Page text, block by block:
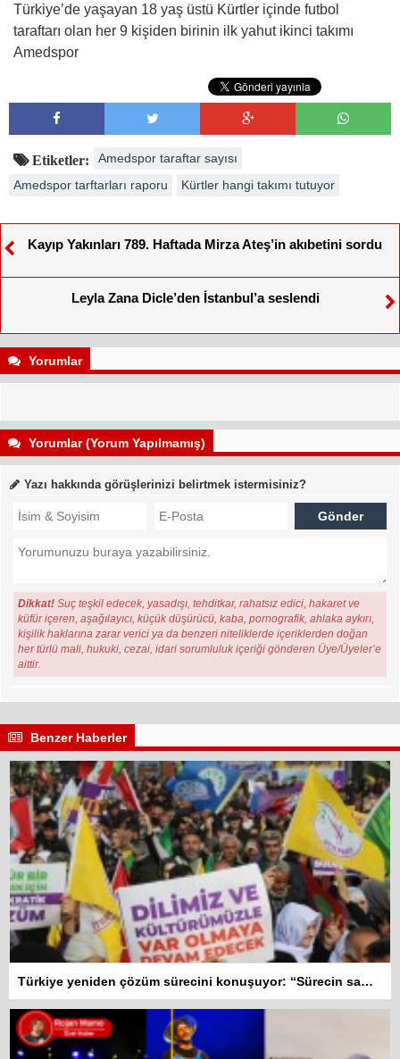
Türkiye’de yaşayan 18 yaş üstü Kürtler içinde futbol
taraftarı olan her 9 kişiden birinin ilk yahut ikinci takımı
Amedspor
Etiketler:
Amedspor taraftar sayısı
Amedspor tarftarları raporu
Kürtler hangi takımı tutuyor
Kayıp Yakınları 789. Haftada Mirza Ateş’in akıbetini sordu
Leyla Zana Dicle’den İstanbul’a seslendi
Yorumlar
Yorumlar (Yorum Yapılmamış)
Yazı hakkında görüşlerinizi belirtmek istermisiniz?
Dikkat! Suç teşkil edecek, yasadışı, tehditkar, rahatsız edici, hakaret ve
küfür içeren, aşağılayıcı, küçük düşürücü, kaba, pornografik, ahlaka aykırı,
kişilik haklarına zarar verici ya da benzeri niteliklerde içeriklerden doğan
her türlü mali, hukuki, cezai, idari sorumluluk içeriği gönderen Üye/Üyeler’e
aittir.
Benzer Haberler
Türkiye yeniden çözüm sürecini konuşuyor: “Sürecin samimiyet testi ana dil hakkıdır”